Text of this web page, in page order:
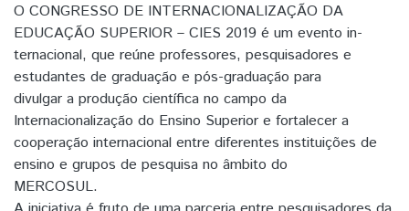
O CONGRESSO DE INTERNACIONALIZAÇÃO DA
EDUCAÇÃO SUPERIOR – CIES 2019 é um evento in-
ternacional, que reúne professores, pesquisadores e
estudantes de graduação e pós-graduação para
divulgar a produção científica no campo da
Internacionalização do Ensino Superior e fortalecer a
cooperação internacional entre diferentes instituições de
ensino e grupos de pesquisa no âmbito do
MERCOSUL.